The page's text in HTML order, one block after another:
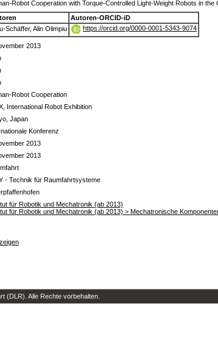
Robot Cooperation with Torque-Controlled Light-Weight Robots in the
Autoren-ORCID-iD
Schäffer, Alin Olimpiu
https://orcid.org/0000-0001-5343-9074
2013
Robot Cooperation
International Robot Exhibition
Japan
Konferenz
2013
2013
- Technik für Raumfahrtsysteme
für Robotik und Mechatronik (ab 2013)
für Robotik und Mechatronik (ab 2013) > Mechatronische
(DLR). Alle Rechte vorbehalten.